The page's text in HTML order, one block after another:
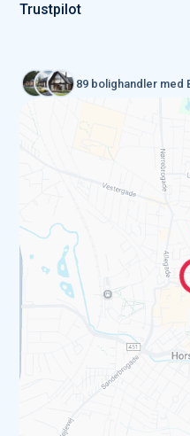
Trustpilot
89 bolighandler med